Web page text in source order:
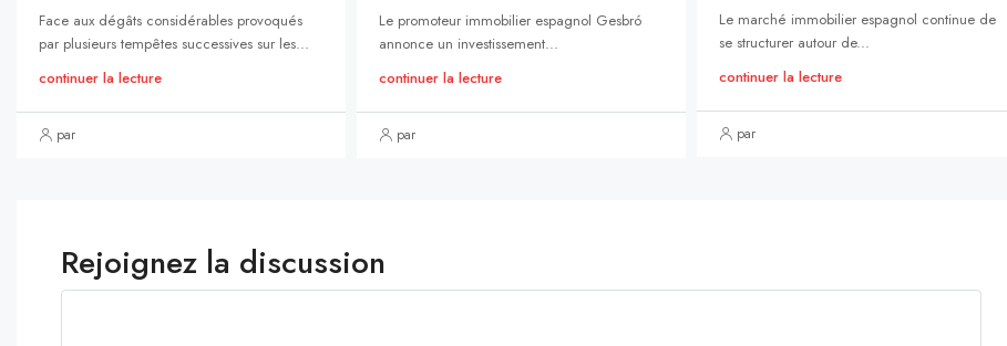
Face aux dégâts considérables provoqués
par plusieurs tempêtes successives sur les...
continuer la lecture
par
Le promoteur immobilier espagnol Gesbró
annonce un investissement...
continuer la lecture
par
Le marché immobilier espagnol continue de
se structurer autour de...
continuer la lecture
par
Rejoignez la discussion